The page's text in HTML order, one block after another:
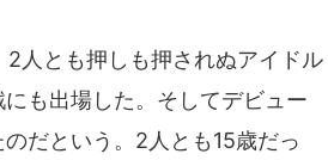
人とも押しも押されぬアイドル
も出場した。そしてデビュー
だという。2人とも15歳だっ